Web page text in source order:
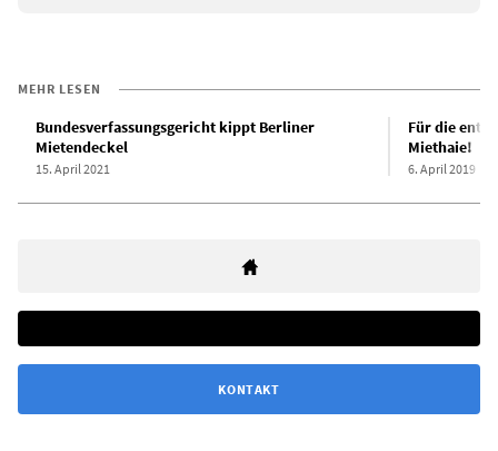
MEHR LESEN
Bundesverfassungsgericht kippt Berliner
Mietendeckel
15. April 2021
Für die
Miethaie!
6. April 2019
KONTAKT